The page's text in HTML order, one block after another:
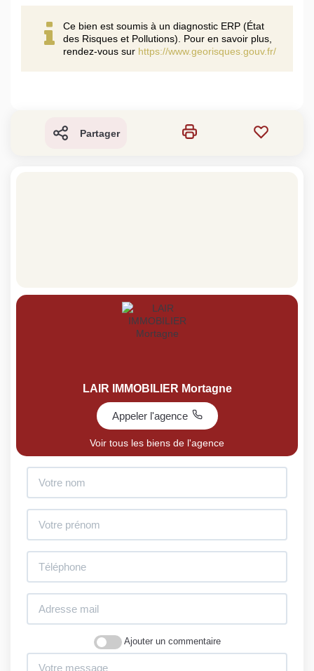
Ce bien est soumis à un diagnostic ERP (État
des Risques et Pollutions). Pour en savoir plus,
rendez-vous sur https://www.georisques.gouv.fr/
Partager
LAIR IMMOBILIER Mortagne
Appeler l'agence
Voir tous les biens de l'agence
Ajouter un commentaire